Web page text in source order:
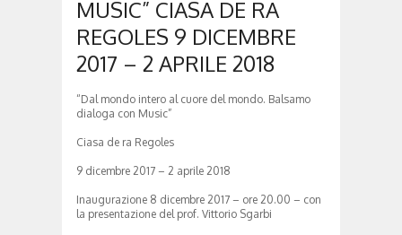
MUSIC” CIASA DE RA
REGOLES 9 DICEMBRE
2017 – 2 APRILE 2018
“Dal mondo intero al cuore del mondo. Balsamo
dialoga con Music”
Ciasa de ra Regoles
9 dicembre 2017 – 2 aprile 2018
Inaugurazione 8 dicembre 2017 – ore 20.00 – con
la presentazione del prof. Vittorio Sgarbi